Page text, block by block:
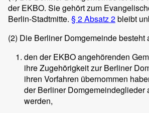
der EKBO. Sie gehört zum
Berlin-Stadtmitte. § 2 Absatz 2bleibt
(2) Die Berliner Domgemeinde besteht
den der EKBO angehörenden
ihre Zugehörigkeit zur Berliner
ihren Vorfahren übernommen
der Berliner Domgemeindeglieder
werden,